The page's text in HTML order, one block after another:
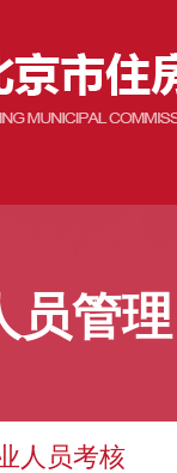
员管理
人员考核